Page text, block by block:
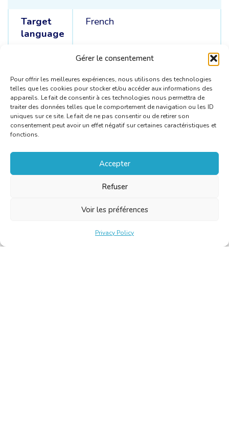
Gérer le consentement
Pour offrir les meilleures expériences, nous utilisons des technologies
telles que les cookies pour stocker et/ou accéder aux informations des
appareils. Le fait de consentir à ces technologies nous permettra de
traiter des données telles que le comportement de navigation ou les ID
uniques sur ce site. Le fait de ne pas consentir ou de retirer son
consentement peut avoir un effet négatif sur certaines caractéristiques et
fonctions.
Accepter
Refuser
Voir les préférences
Privacy Policy
Target
language
French
English /Spanish /